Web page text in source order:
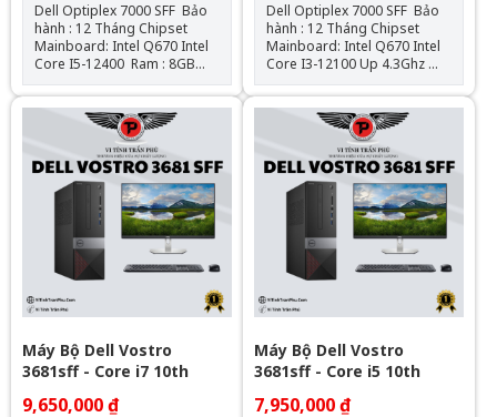
Dell Optiplex 7000 SFF Bảo
hành : 12 Tháng Chipset
Mainboard: Intel Q670 Intel
Core I5-12400 Ram : 8GB
DDR4 SSD : 256GB VGA: Đồ
họa HD Intel® 730 Hệ điều
hành: Chưa Bao Gồm
Dell Optiplex 7000 SFF Bảo
hành : 12 Tháng Chipset
Mainboard: Intel Q670 Intel
Core I3-12100 Up 4.3Ghz
Ram : 8GB DDR4 SSD
: 256GB VGA: Đồ họa HD
Intel® 730 Hệ điều hành:
Chưa Bao Gồm
Máy Bộ Dell Vostro
3681sff - Core i7 10th
9,650,000 ₫
Máy Bộ Dell Vostro
3681sff - Core i5 10th
7,950,000 ₫